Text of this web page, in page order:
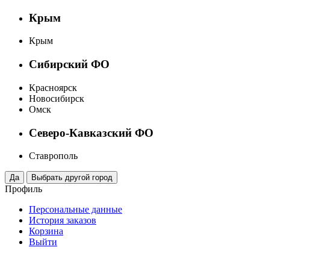
Крым
Крым
Сибирский ФО
Красноярск
Новосибирск
Омск
Северо-Кавказский ФО
Ставрополь
Профиль
Персональные данные
История заказов
Корзина
Выйти